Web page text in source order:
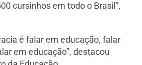
cursinhos em todo o Brasil”,
é falar em educação, falar
em educação”, destacou